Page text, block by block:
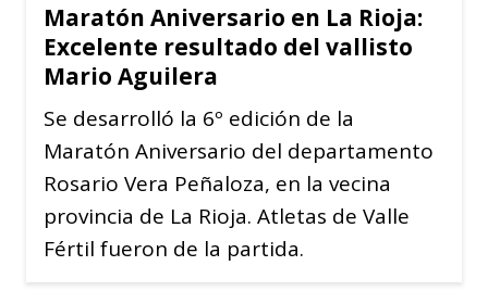
Maratón Aniversario en La Rioja:
Excelente resultado del vallisto
Mario Aguilera
Se desarrolló la 6º edición de la
Maratón Aniversario del departamento
Rosario Vera Peñaloza, en la vecina
provincia de La Rioja. Atletas de Valle
Fértil fueron de la partida.